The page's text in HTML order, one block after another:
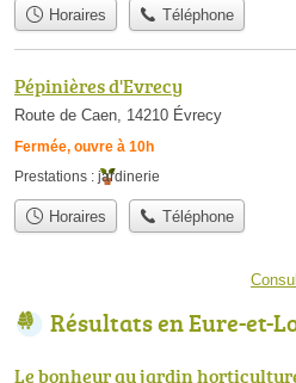
Horaires Téléphone
Pépinières d'Evrecy
Route de Caen, 14210 Évrecy
Fermée, ouvre à 10h
Prestations : jardinerie
Horaires Téléphone
Résultats en Eure-et-
Le bonheur au jardin